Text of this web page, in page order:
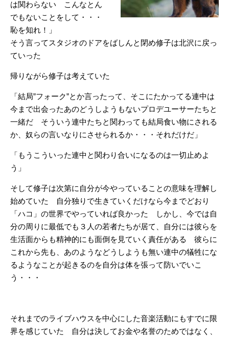
は関わらない こんなとん
でもないことをして・・・
恥を知れ！」
そう言ってスタジオのドアをばしんと閉め修子は北沢に戻っ
ていった
帰りながら修子は考えていた
「結局”フォーク”とか言ったって、そこにたかってる連中は
今まで出会ったあのどうしようもないプロデユーサーたちと
一緒だ そういう連中たちと関わっても結局食い物にされる
か、奴らの言いなりにさせられるか・・・それだけだ」
「もうこういった連中と関わり合いになるのは一切止めよ
う」
そして修子は次第に自分が今やっていることの意味を理解し
始めていた 自分独りで生きていくだけなら今までどおり
「ハコ」の世界でやっていれば良かった しかし、今では自
分の周りに最低でも３人の若者たちが居て、自分には彼らを
生活面からも精神的にも面倒を見ていく責任がある 彼らに
これから先も、あのようなどうしようも無い連中の犠牲にな
るようなことが起きるのを自分は体を張って防いでいこ
う・・・
それまでのライブハウスを中心にした音楽活動にもすでに限
界を感じていた 自分は決してお金や名誉のためではなく、